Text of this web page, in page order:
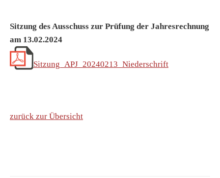
Sitzung des Ausschuss zur Prüfung der Jahresrechnung
am 13.02.2024
Sitzung_APJ_20240213_Niederschrift
zurück zur Übersicht